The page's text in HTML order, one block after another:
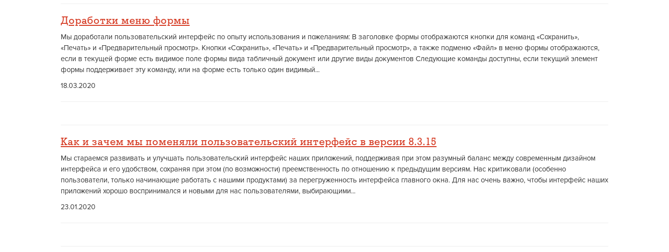
Доработки меню формы
Мы доработали пользовательский интерфейс по опыту использования и пожеланиям: В заголовке формы отображаются кнопки для команд «Сохранить»,
«Печать» и «Предварительный просмотр». Кнопки «Сохранить», «Печать» и «Предварительный просмотр», а также подменю «Файл» в меню формы отображаются,
если в текущей форме есть видимое поле формы вида табличный документ или другие виды документов Следующие команды доступны, если текущий элемент
формы поддерживает эту команду, или на форме есть только один видимый...
18.03.2020
Как и зачем мы поменяли пользовательский интерфейс в версии 8.3.15
Мы стараемся развивать и улучшать пользовательский интерфейс наших приложений, поддерживая при этом разумный баланс между современным дизайном
интерфейса и его удобством, сохраняя при этом (по возможности) преемственность по отношению к предыдущим версиям. Нас критиковали (особенно
пользователи, только начинающие работать с нашими продуктами) за перегруженность интерфейса главного окна. Для нас очень важно, чтобы интерфейс наших
приложений хорошо воспринимался и новыми для нас пользователями, выбирающими...
23.01.2020